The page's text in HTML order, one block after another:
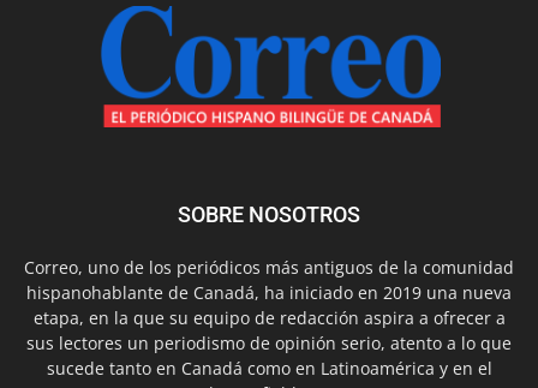
SOBRE NOSOTROS
Correo, uno de los periódicos más antiguos de la comunidad
hispanohablante de Canadá, ha iniciado en 2019 una nueva
etapa, en la que su equipo de redacción aspira a ofrecer a
sus lectores un periodismo de opinión serio, atento a lo que
sucede tanto en Canadá como en Latinoamérica y en el